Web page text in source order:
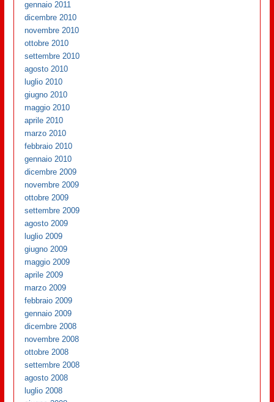
gennaio 2011
dicembre 2010
novembre 2010
ottobre 2010
settembre 2010
agosto 2010
luglio 2010
giugno 2010
maggio 2010
aprile 2010
marzo 2010
febbraio 2010
gennaio 2010
dicembre 2009
novembre 2009
ottobre 2009
settembre 2009
agosto 2009
luglio 2009
giugno 2009
maggio 2009
aprile 2009
marzo 2009
febbraio 2009
gennaio 2009
dicembre 2008
novembre 2008
ottobre 2008
settembre 2008
agosto 2008
luglio 2008